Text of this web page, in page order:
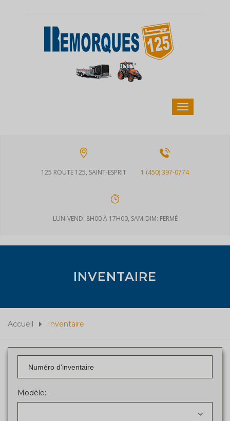
125 ROUTE 125, SAINT-ESPRIT 1 (450) 397-0774
LUN-VEND: 8H00 À 17H00, SAM-DIM: FERMÉ
INVENTAIRE
Accueil Inventaire
Modèle: